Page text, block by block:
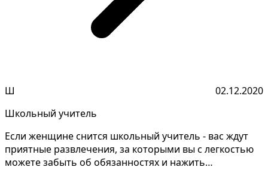
Ш
02.12.2020
Школьный учитель
Если женщине снится школьный учитель - вас ждут
приятные развлечения, за которыми вы с легкостью
можете забыть об обязанностях и нажить